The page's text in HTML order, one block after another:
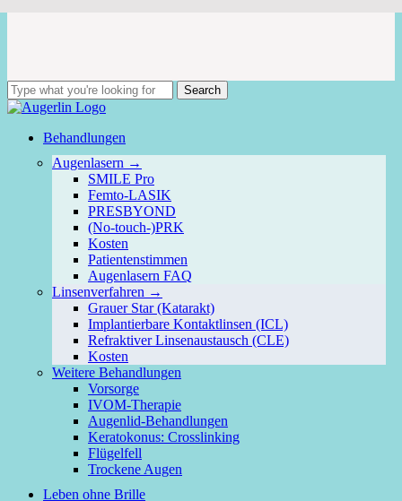
Skip
Search
Close
Menu
Behandlungen
Augenlasern →
SMILE Pro
Femto-LASIK
PRESBYOND
(No-touch-)PRK
Kosten
Patientenstimmen
Augenlasern FAQ
Linsenverfahren →
Grauer Star (Katarakt)
Implantierbare Kontaktlinsen (ICL)
Refraktiver Linsenaustausch (CLE)
Kosten
Weitere Behandlungen
Vorsorge
IVOM-Therapie
Augenlid-Behandlungen
Keratokonus: Crosslinking
Flügelfell
Trockene Augen
Leben ohne Brille